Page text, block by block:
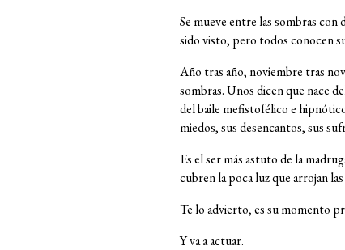
Se mueve entre las sombras
sido visto, pero todos conocen
Año tras año, noviembre tras
sombras. Unos dicen que nace
del baile mefistofélico e
miedos, sus desencantos, sus
Es el ser más astuto de la
cubren la poca luz que arrojan
Te lo advierto, es su momento
Y va a actuar.